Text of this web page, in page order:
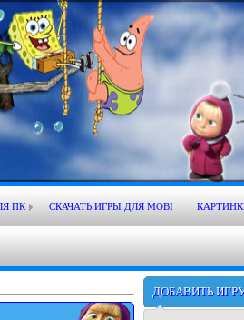
ПК СКАЧАТЬ ИГРЫ ДЛЯ MOBI
ДОБАВИТЬ